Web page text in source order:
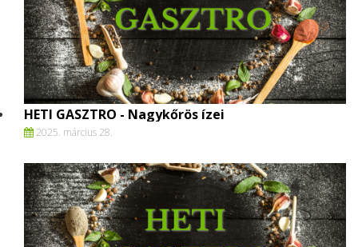
HETI GASZTRO - Nagykőrös ízei
2025. március 28.